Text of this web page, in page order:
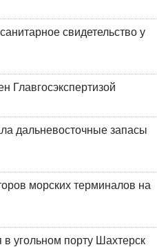
свидетельство у
Главгосэкспертизой
дальневосточные запасы
морских терминалов на
угольном порту Шахтерск